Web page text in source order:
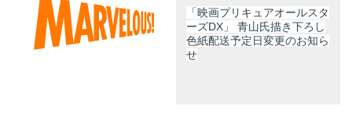
「映画プリキュアオールスタ
ーズDX」 青山氏描き下ろし
色紙配送予定日変更のお知ら
せ